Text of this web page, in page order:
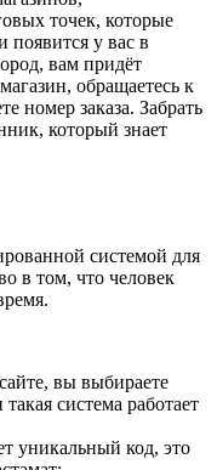
точек, которые
у вас в
вам придёт
обращаетесь к
номер заказа. Забрать
который знает
системой для
в том, что человек
вы выбираете
система работает
уникальный код, это